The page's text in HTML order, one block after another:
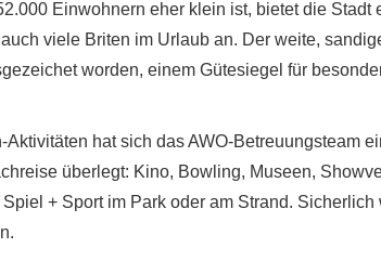
Einwohnern eher klein ist, bietet die Stadt
viele Briten im Urlaub an. Der weite,
worden, einem Gütesiegel für
hat sich das AWO-Betreuungsteam
überlegt: Kino, Bowling, Museen,
+ Sport im Park oder am Strand.